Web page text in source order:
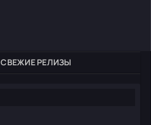
СВЕЖИЕ РЕЛИЗЫ